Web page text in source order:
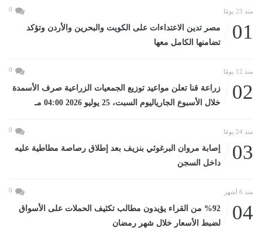
منذ 23 يومًا 0
01
مصر تدين الاعتداءات على الكويت والبحرين والأردن وتؤكد
تضامنها الكامل معها
منذ 12 يومًا 0
02
زراعة قنا تعلن مواعيد توزيع الجمعيات الزراعية صرف الأسمدة
خلال الأسبوع الجارياليوم السبت، 25 يوليو 2026 04:00 مـ
منذ 24 يومًا 0
03
إصابة مروان البرغوثي بنزيف بعد إطلاق رصاصة مطاطية عليه
داخل السجن
منذ 6 أشهر 0
04
%92 من القراء يؤيدون مطالب تكثيف الحملات على الأسواق
لضبط الأسعار خلال شهر رمضان